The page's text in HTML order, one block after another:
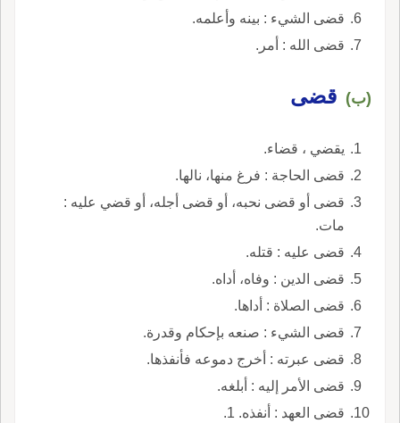
قضى الشيء : بينه وأعلمه.
قضى الله : أمر.
(ب) قضى
يقضي ، قضاء.
قضى الحاجة : فرغ منها، نالها.
قضى أو قضى نحبه، أو قضى أجله، أو قضي عليه :
مات.
قضى عليه : قتله.
قضى الدين : وفاه، أداه.
قضى الصلاة : أداها.
قضى الشيء : صنعه بإحكام وقدرة.
قضى عبرته : أخرج دموعه فأنفذها.
قضى الأمر إليه : أبلغه.
قضى العهد : أنفذه. 1.